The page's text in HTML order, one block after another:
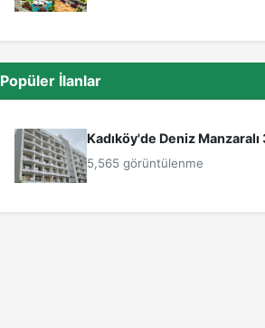
Popüler İlanlar
Kadıköy'de Deniz Manzaralı
5,565 görüntülenme